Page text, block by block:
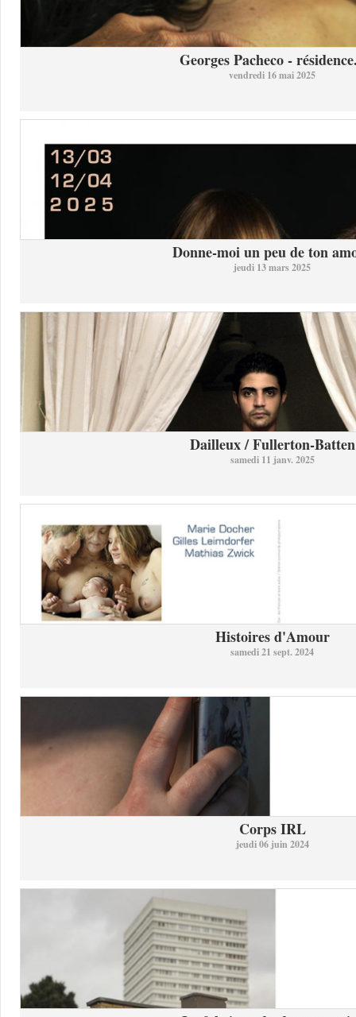
Georges Pacheco -
vendredi 16 mai 2025
Donne-moi un peu de ton
jeudi 13 mars 2025
Dailleux / Fullerton-Batten
samedi 11 janv. 2025
Histoires d'Amour
samedi 21 sept. 2024
Corps IRL
jeudi 06 juin 2024